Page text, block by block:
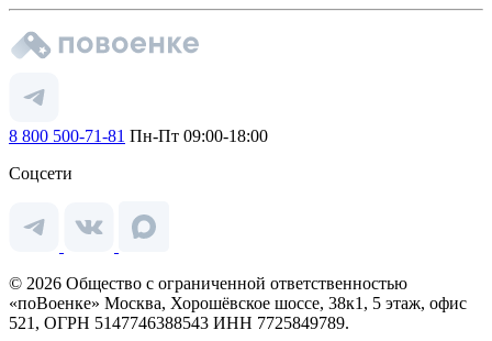
8 800 500-71-81 Пн-Пт 09:00-18:00
Соцсети
© 2026 Общество с ограниченной ответственностью
«поВоенке» Москва, Хорошёвское шоссе, 38к1, 5 этаж, офис
521, ОГРН 5147746388543 ИНН 7725849789.